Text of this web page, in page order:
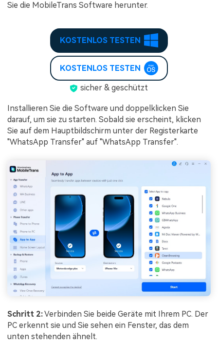
Sie die MobileTrans Software herunter.
KOSTENLOS TESTEN
KOSTENLOS TESTEN
sicher & geschützt
Installieren Sie die Software und doppelklicken Sie
darauf, um sie zu starten. Sobald sie erscheint, klicken
Sie auf dem Hauptbildschirm unter der Registerkarte
"WhatsApp Transfer" auf "WhatsApp Transfer".
Schritt 2:Verbinden Sie beide Geräte mit Ihrem PC. Der
PC erkennt sie und Sie sehen ein Fenster, das dem
unten stehenden ähnelt.